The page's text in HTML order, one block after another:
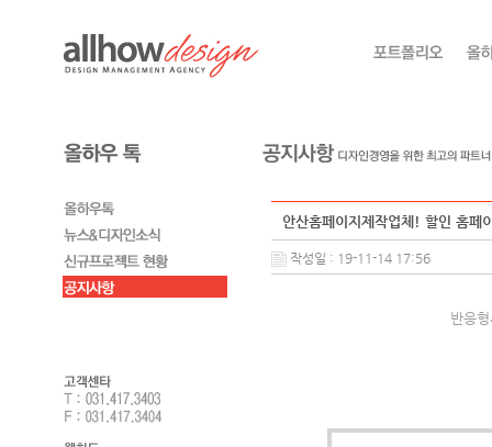
안산홈페이지제작업체! 할인 홈
작성일 : 19-11-14 17:56
반응